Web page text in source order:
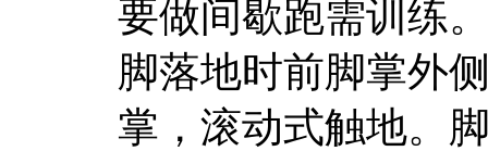
要做间歇跑需训练
脚落地时前脚掌外
掌，滚动式触地。